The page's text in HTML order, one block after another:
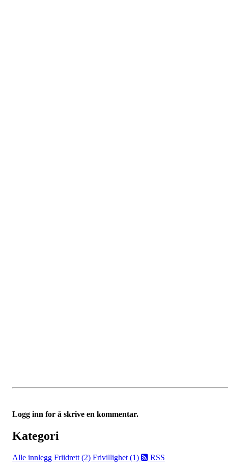
Logg inn for å skrive en kommentar.
Kategori
Alle innlegg Friidrett (2) Frivillighet (1) RSS